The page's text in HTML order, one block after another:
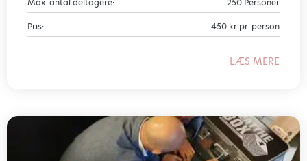
Max. antal deltagere: 250 Personer
Pris: 450 kr pr. person
LÆS MERE